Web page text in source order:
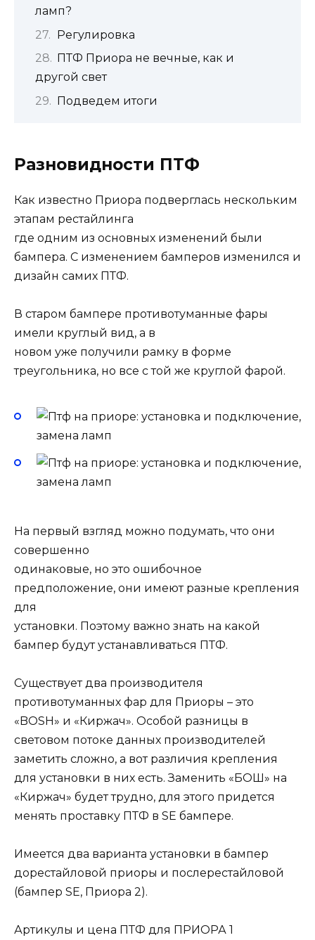
ламп?
Регулировка
ПТФ Приора не вечные, как и
другой свет
Подведем итоги
Разновидности ПТФ
Как известно Приора подверглась нескольким
этапам рестайлинга
где одним из основных изменений были
бампера. С изменением бамперов изменился и
дизайн самих ПТФ.
В старом бампере противотуманные фары
имели круглый вид, а в
новом уже получили рамку в форме
треугольника, но все с той же круглой фарой.
На первый взгляд можно подумать, что они
совершенно
одинаковые, но это ошибочное
предположение, они имеют разные крепления
для
установки. Поэтому важно знать на какой
бампер будут устанавливаться ПТФ.
Существует два производителя
противотуманных фар для Приоры – это
«BOSH» и «Киржач». Особой разницы в
световом потоке данных производителей
заметить сложно, а вот различия крепления
для установки в них есть. Заменить «БОШ» на
«Киржач» будет трудно, для этого придется
менять проставку ПТФ в SE бампере.
Имеется два варианта установки в бампер
дорестайловой приоры и послерестайловой
(бампер SE, Приора 2).
Артикулы и цена ПТФ для ПРИОРА 1